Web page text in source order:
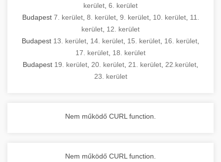
kerület 6. kerület
Budapest 7. kerület, 8. kerület, 9. kerület, 10. kerület, 11.
kerület 12. kerület
Budapest 13. kerület 14. kerület 15. kerület 16. kerület
17. kerület 18. kerület
Budapest 19. kerület 20. kerület 21. kerület 22.kerület
23. kerület
Nem működő CURL function.
Nem működő CURL function.